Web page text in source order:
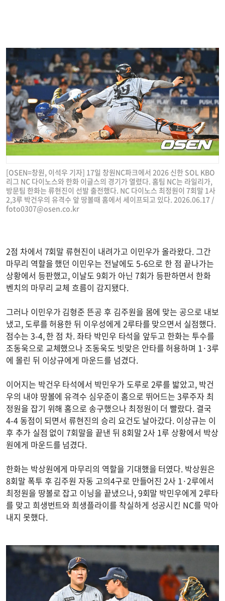
[OSEN=창원, 이석우 기자] 17일 창원NC파크에서 2026 신한 SOL KBO
리그 NC 다이노스와 한화 이글스의 경기가 열렸다. 홈팀 NC는 라일리가,
방문팀 한화는 류현진이 선발 출전했다. NC 다이노스 최정원이 7회말 1사
2,3루 박건우의 유격수 앞 땅볼때 홈에서 세이프되고 있다. 2026.06.17 /
foto0307@osen.co.kr
2점 차에서 7회말 류현진이 내려가고 이민우가 올라왔다. 그간
마무리 역할을 했던 이민우는 전날에도 5-6으로 한 점 끝나가는
상황에서 등판했고, 이날도 9회가 아닌 7회가 등판하면서 한화
벤치의 마무리 교체 흐름이 감지됐다.
그러나 이민우가 김형준 뜬공 후 김주원을 몸에 맞는 공으로 내보
냈고, 도루를 허용한 뒤 이우성에게 2루타를 맞으면서 실점했다.
점수는 3-4, 한 점 차. 좌타 박민우 타석을 앞두고 한화는 투수를
조동욱으로 교체했으나 조동욱도 빗맞은 안타를 허용하며 1·3루
에 몰린 뒤 이상규에게 마운드를 넘겼다.
이어지는 박건우 타석에서 박민우가 도루로 2루를 밟았고, 박건
우의 내야 땅볼에 유격수 심우준이 홈으로 뛰어드는 3루주자 최
정원을 잡기 위해 홈으로 송구했으나 최정원이 더 빨랐다. 결국
4-4 동점이 되면서 류현진의 승리 요건도 날아갔다. 이상규는 이
후 추가 실점 없이 7회말을 끝낸 뒤 8회말 2사 1루 상황에서 박상
원에게 마운드를 넘겼다.
한화는 박상원에게 마무리의 역할을 기대했을 터였다. 박상원은
8회말 폭투 후 김주원 자동 고의4구로 만들어진 2사 1·2루에서
최정원을 땅볼로 잡고 이닝을 끝냈으나, 9회말 박민우에게 2루타
를 맞고 희생번트와 희생플라이를 착실하게 성공시킨 NC를 막아
내지 못했다.